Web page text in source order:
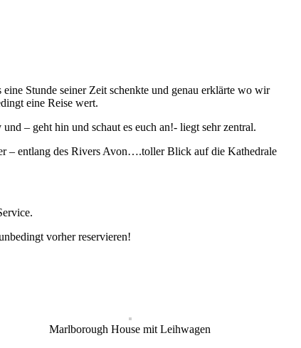
Stunde seiner Zeit schenkte und genau erklärte wo wir
eine Reise wert.
– geht hin und schaut es euch an!- liegt sehr zentral.
– entlang des Rivers Avon….toller Blick auf die Kathedrale
vorher reservieren!
Marlborough House mit Leihwagen